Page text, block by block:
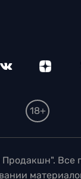
18+
Все